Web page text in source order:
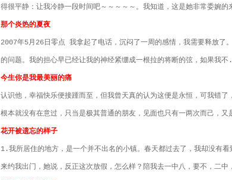
得很平静：让我冷静一段时间吧～～～～～。我知道，这是她非常委婉
那个炎热的夏夜
2007年5月26日零点 我拿起了电话，沉闷了一周的感情，我需要释放了
的问题。我的担心早已经让我的神经紧绷成一根拉的将断的弦，如果我
今生你是我最美丽的痛
认识他，幸福快乐便接踵而至，但我曾天真的认为这便是永恒，可我错
根本就没有在意过，只当是极其普通的朋友，见面也只有一两次而己，
花开被遗忘的样子
1.我所居住的地方，是一个并不出名的小镇。春天都过去了，我却没有
来约我出门，她说，反正这次放假，怎么样？陪我去一中八，要不，二